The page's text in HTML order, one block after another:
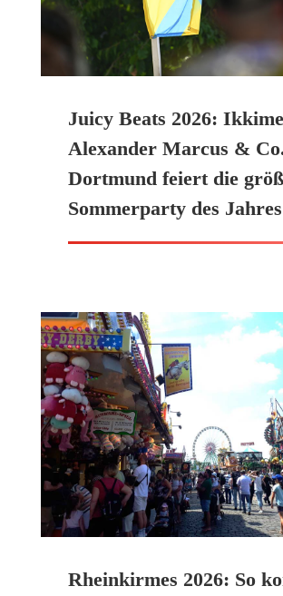
Juicy Beats 2026:
Alexander Marcus &
Dortmund feiert die
Sommerparty des Jahres
Rheinkirmes 2026: So